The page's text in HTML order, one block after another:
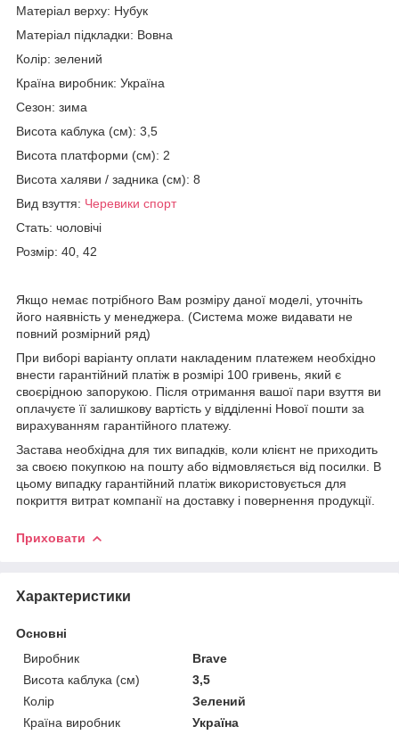
Матеріал верху: Нубук
Матеріал підкладки: Вовна
Колір: зелений
Країна виробник: Україна
Сезон: зима
Висота каблука (см): 3,5
Висота платформи (см): 2
Висота халяви / задника (см): 8
Вид взуття: Черевики спорт
Стать: чоловічі
Розмір: 40, 42
Якщо немає потрібного Вам розміру даної моделі, уточніть
його наявність у менеджера. (Система може видавати не
повний розмірний ряд)
При виборі варіанту оплати накладеним платежем необхідно
внести гарантійний платіж в розмірі 100 гривень, який є
своєрідною запорукою. Після отримання вашої пари взуття ви
оплачуєте її залишкову вартість у відділенні Нової пошти за
вирахуванням гарантійного платежу.
Застава необхідна для тих випадків, коли клієнт не приходить
за своєю покупкою на пошту або відмовляється від посилки. В
цьому випадку гарантійний платіж використовується для
покриття витрат компанії на доставку і повернення продукції.
Приховати
Характеристики
Основні
Виробник
Brave
Висота каблука (см)
3,5
Колір
Зелений
Країна виробник
Україна